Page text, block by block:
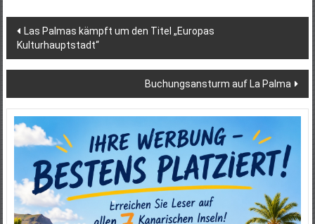
Beitragsnavigation
Las Palmas kämpft um den Titel „Europas
Kulturhauptstadt“
Buchungsansturm auf La Palma